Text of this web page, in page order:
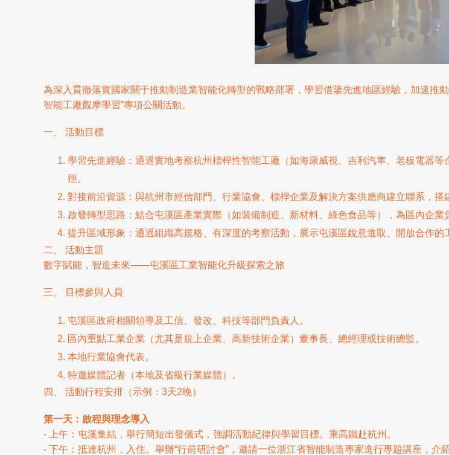
為深入貫徹落實國家關于推動制造業智能化轉型的戰略部署，學習借鑒先進地區經驗，加速推
智能工廠觀摩學習”專項公關活動。
一、 活動目標
學習先進經驗：通過實地考察杭州標桿性智能工廠（如海康威視、吉利汽車、老板電器
徑。
對接前沿資源：與杭州市經信部門、行業協會、標桿企業及解決方案供應商建立聯系，搭
啟發轉型思路：結合屯溪區產業實際（如裝備制造、新材料、綠色食品等），為區內企
提升區域形象：通過組織高規格、有深度的考察活動，展示屯溪區銳意進取、開放合作的
二、 活動主題
數字賦能，智造未來——屯溪區工業智能化升級探索之旅
三、 目標參與人員
屯溪區政府相關領導及工信、發改、科技等部門負責人。
區內重點工業企業（尤其是規上企業、高新技術企業）董事長、總經理或技術總監。
本地行業協會代表。
特邀媒體記者（本地及省級行業媒體）。
四、 活動行程安排（示例：3天2晚）
第一天：啟程與理念導入
- 上午：屯溪集結，舉行簡短出發儀式，強調活動紀律與學習目標。乘高鐵赴杭州。
- 下午：抵達杭州，入住。舉辦“行前研討會”，邀請一位浙江省智能制造專家進行專題講座，介